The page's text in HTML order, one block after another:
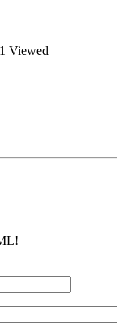
Viewed